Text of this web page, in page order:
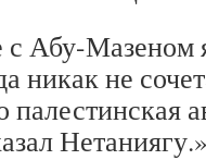
с Абу-Мазеном
никак не